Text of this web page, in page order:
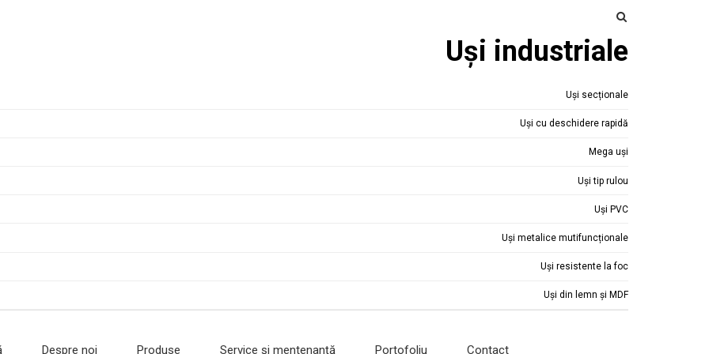
Uși industriale
Uși secționale
Uși cu deschidere rapidă
Mega uși
Uși tip rulou
Uși PVC
Uși metalice mutifuncționale
Uși resistente la foc
Uși din lemn și MDF
Despre noi Produse Service și mentenanță Portofoliu Contact